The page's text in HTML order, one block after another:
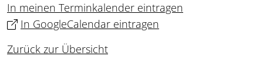
In meinen Terminkalender eintragen
In GoogleCalendar eintragen
Zurück zur Übersicht